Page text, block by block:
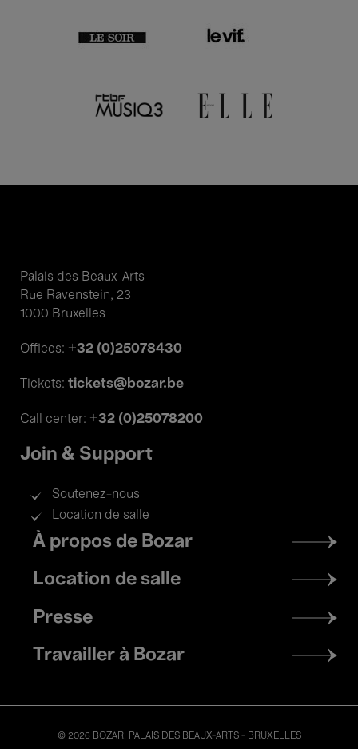
Palais des Beaux-Arts
Rue Ravenstein, 23
1000 Bruxelles
Offices: +32 (0)25078430
Tickets: tickets@bozar.be
Call center: +32 (0)25078200
Join & Support
Soutenez-nous
Location de salle
Footer
menu
À propos de Bozar
Location de salle
Presse
Travailler à Bozar
© 2026 BOZAR. PALAIS DES BEAUX-ARTS - BRUXELLES